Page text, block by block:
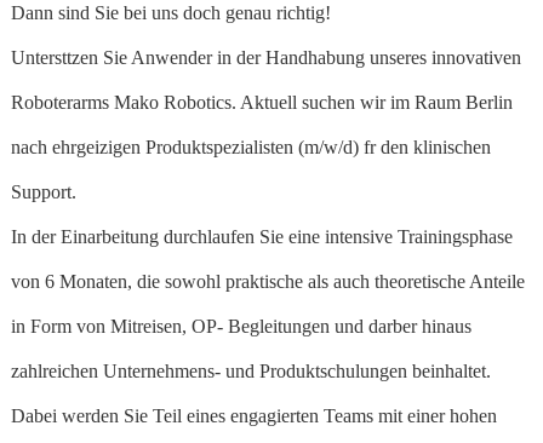
Dann sind Sie bei uns doch genau richtig!
Untersttzen Sie Anwender in der Handhabung unseres innovativen
Roboterarms Mako Robotics. Aktuell suchen wir im Raum Berlin
nach ehrgeizigen Produktspezialisten (m/w/d) fr den klinischen
Support.
In der Einarbeitung durchlaufen Sie eine intensive Trainingsphase
von 6 Monaten, die sowohl praktische als auch theoretische Anteile
in Form von Mitreisen, OP- Begleitungen und darber hinaus
zahlreichen Unternehmens- und Produktschulungen beinhaltet.
Dabei werden Sie Teil eines engagierten Teams mit einer hohen